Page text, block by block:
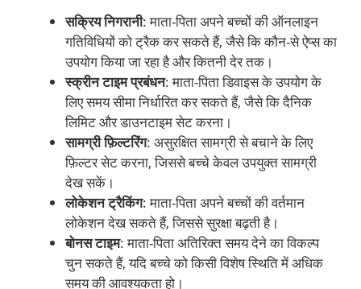
सक्रिय निगरानी: माता-पिता अपने बच्चों की ऑनलाइन
गतिविधियों को ट्रैक कर सकते हैं, जैसे कि कौन-से ऐप्स का
उपयोग किया जा रहा है और कितनी देर तक।
स्क्रीन टाइम प्रबंधन: माता-पिता डिवाइस के उपयोग के
लिए समय सीमा निर्धारित कर सकते हैं, जैसे कि दैनिक
लिमिट और डाउनटाइम सेट करना।
सामग्री फ़िल्टरिंग: असुरक्षित सामग्री से बचाने के लिए
फ़िल्टर सेट करना, जिससे बच्चे केवल उपयुक्त सामग्री
देख सकें।
लोकेशन ट्रैकिंग: माता-पिता अपने बच्चों की वर्तमान
लोकेशन देख सकते हैं, जिससे सुरक्षा बढ़ती है।
बोनस टाइम: माता-पिता अतिरिक्त समय देने का विकल्प
चुन सकते हैं, यदि बच्चे को किसी विशेष स्थिति में अधिक
समय की आवश्यकता हो।